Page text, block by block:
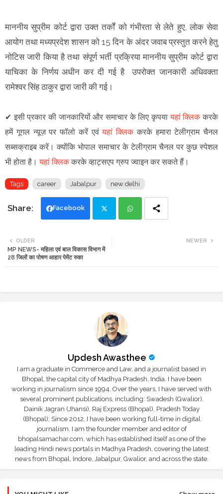
माननीय सुप्रीम कोर्ट द्वारा उक्त तर्कों को गंभीरता से लेते हुए, लोक सेवा
आयोग तथा मध्यप्रदेश शासन को 15 दिन के अंदर जवाब प्रस्तुत करने हेतु
नोटिस जारी किया है तथा संपूर्ण भर्ती प्रक्रिया माननीय सुप्रीम कोर्ट द्वारा
याचिका के निर्णय अधीन कर दी गई है उपरोक्त जानकारी अधिवक्ता
रामेश्वर सिंह ठाकुर द्वारा जारी की गई।
✔ इसी प्रकार की जानकारियों और समाचार के लिए कृपयायहां क्लिक करके
हमें गूगल न्यूज़ पर फॉलो करें एवंयहां क्लिक करके हमारा टेलीग्राम चैनल
सब्सक्राइब करें। क्योंकि भोपाल समाचार के टेलीग्राम चैनल पर कुछ स्पेशल
भी होता है।यहां क्लिककरके व्हाट्सएप ग्रुप ज्वाइन कर सकते हैं।
Tags career Jabalpur new delhi
Facebook
tte
NEWER
OLDER
MP NEWS- महिला एवं बाल विकास विभाग में
28 जिलों का पोषण आहार पेमेंट रुका
Updesh Awasthee
I am a graduate in Commerce and Law, and a journalist based in
Bhopal, the capital city of Madhya Pradesh, India. I have been
working in journalism since 1994. Over the years, I have served with
several prominent publications, including: Swadesh (Gwalior),
Dainik Jagran (Jhansi), Raj Express (Bhopal), Pradesh Today
(Bhopal); Since 2012, I have been working full-time in digital
journalism. I am the founder member and editor of
bhopalsamachar.com, which has established itself as one of the
leading Hindi news portals in Madhya Pradesh, covering the latest
news from Bhopal, Indore, Jabalpur, Gwalior, and across the state.